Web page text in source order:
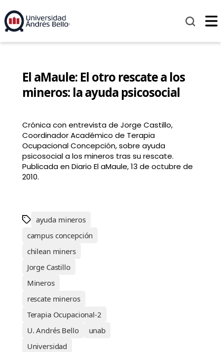
El aMaule: El otro rescate a los
mineros: la ayuda psicosocial
Crónica con entrevista de Jorge Castillo,
Coordinador Académico de Terapia
Ocupacional Concepción, sobre ayuda
psicosocial a los mineros tras su rescate.
Publicada en Diario El aMaule, 13 de octubre de
2010.
ayuda mineros
campus concepción
chilean miners
Jorge Castillo
Mineros
rescate mineros
Terapia Ocupacional-2
U. Andrés Bello
unab
Universidad